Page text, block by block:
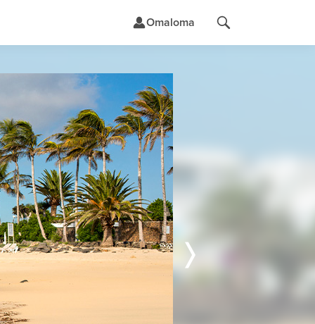
Omaloma